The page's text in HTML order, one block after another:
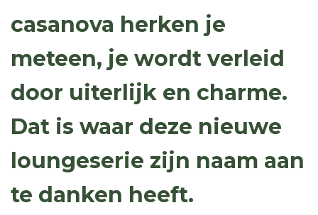
casanova herken je
meteen, je wordt verleid
door uiterlijk en charme.
Dat is waar deze nieuwe
loungeserie zijn naam aan
te danken heeft.